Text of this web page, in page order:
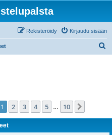
Kirjaudu sisään
Rekisteröidy
/10
1 2 3 4 5 10